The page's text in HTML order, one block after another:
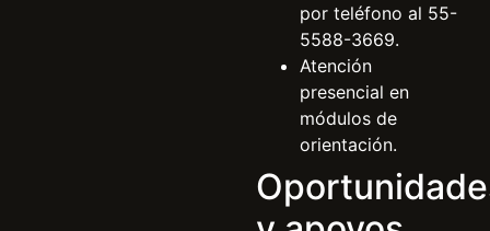
por teléfono al 55-
5588-3669.
Atención
presencial en
módulos de
orientación.